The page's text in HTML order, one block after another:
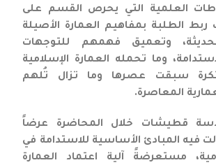
العلمية التي يحرص القسم على
الطلبة بمفاهيم العمارة الأصيلة
وتعميق فهمهم للتوجهات
وما تحمله العمارة الإسلامية
سبقت عصرها وما تزال تُلهم
المعاصرة.
قطيشات خلال المحاضرة عرضاً
فيه المبادئ الأساسية للاستدامة في
مستعرضةً آلية اعتماد العمارة